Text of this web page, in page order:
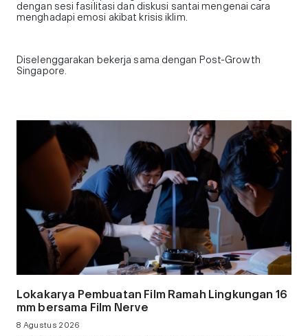
dengan sesi fasilitasi dan diskusi santai mengenai cara
menghadapi emosi akibat krisis iklim.
Diselenggarakan bekerja sama dengan Post-Growth
Singapore.
Lokakarya Pembuatan Film Ramah Lingkungan 16
mm bersama Film Nerve
8 Agustus 2026